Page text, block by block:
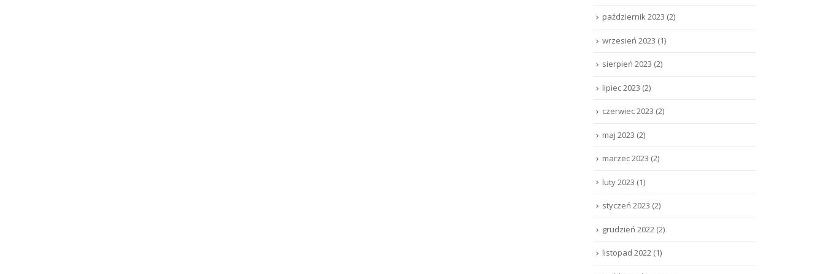
październik 2023 (2)
wrzesień 2023 (1)
sierpień 2023 (2)
lipiec 2023 (2)
czerwiec 2023 (2)
maj 2023 (2)
marzec 2023 (2)
luty 2023 (1)
styczeń 2023 (2)
grudzień 2022 (2)
listopad 2022 (1)